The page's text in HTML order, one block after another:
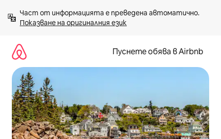
към
съдържанието
Показване на оригиналния език
Пуснете обява в Airbnb